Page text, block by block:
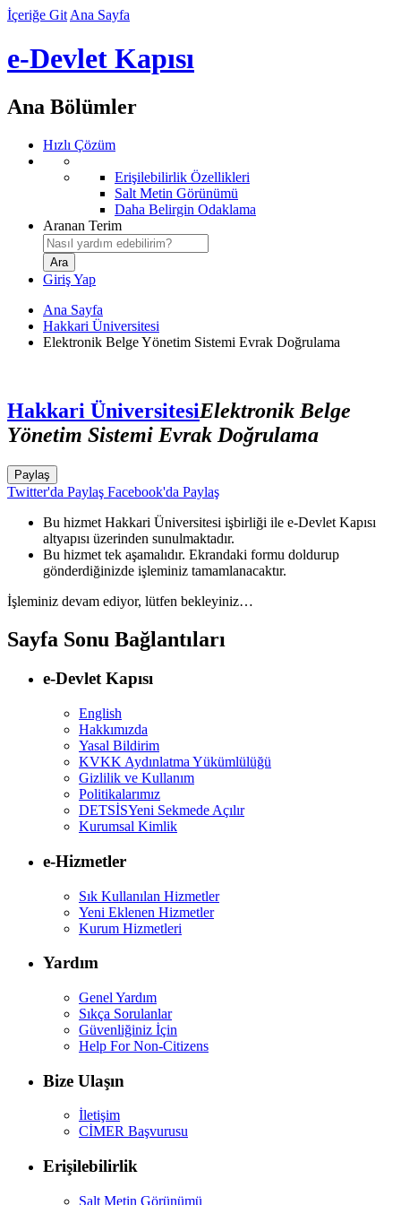
İçeriğe Git Ana Sayfa
e-Devlet Kapısı
Ana Bölümler
Hızlı Çözüm
Erişilebilirlik Özellikleri
Salt Metin Görünümü
Daha Belirgin Odaklama
Aranan Terim
Giriş Yap
Ana Sayfa
Hakkari Üniversitesi
Elektronik Belge Yönetim Sistemi Evrak Doğrulama
Hakkari ÜniversitesiElektronik Belge
Yönetim Sistemi Evrak Doğrulama
Paylaş
Twitter'da Paylaş Facebook'da Paylaş
Bu hizmet Hakkari Üniversitesi işbirliği ile e-Devlet Kapısı
altyapısı üzerinden sunulmaktadır.
Bu hizmet tek aşamalıdır. Ekrandaki formu doldurup
gönderdiğinizde işleminiz tamamlanacaktır.
İşleminiz devam ediyor, lütfen bekleyiniz…
Sayfa Sonu Bağlantıları
e-Devlet Kapısı
English
Hakkımızda
Yasal Bildirim
KVKK Aydınlatma Yükümlülüğü
Gizlilik ve Kullanım
Politikalarımız
DETSİSYeni Sekmede Açılır
Kurumsal Kimlik
e-Hizmetler
Sık Kullanılan Hizmetler
Yeni Eklenen Hizmetler
Kurum Hizmetleri
Yardım
Genel Yardım
Sıkça Sorulanlar
Güvenliğiniz İçin
Help For Non-Citizens
Bize Ulaşın
İletişim
CİMER Başvurusu
Erişilebilirlik
Salt Metin Görünümü